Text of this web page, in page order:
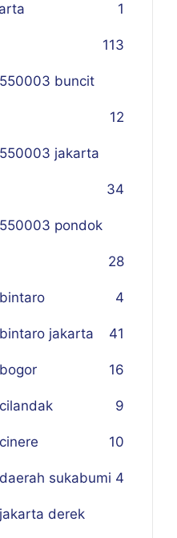
1
113
buncit
12
jakarta
34
pondok
28
4
jakarta 41
16
9
10
sukabumi 4
derek